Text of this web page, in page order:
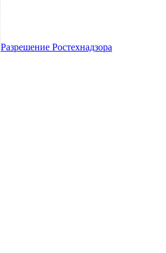
Разрешение Ростехнадзора